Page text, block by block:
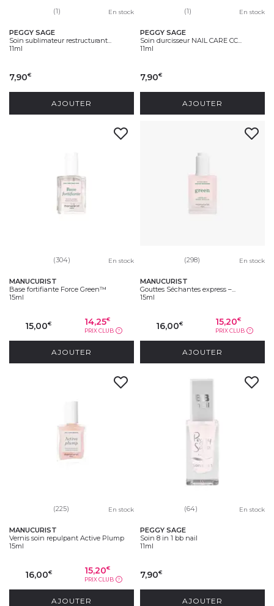
(1) En stock
PEGGY SAGE
Soin sublimateur restructurant...
11ml
7,90€
AJOUTER
(1) En stock
PEGGY SAGE
Soin durcisseur NAIL CARE CC...
11ml
7,90€
AJOUTER
(304) En stock
MANUCURIST
Base fortifiante Force Green™
15ml
15,00€ 14,25€
PRIX CLUB ?
AJOUTER
(298) En stock
MANUCURIST
Gouttes Séchantes express –...
15ml
16,00€ 15,20€
PRIX CLUB ?
AJOUTER
(225) En stock
MANUCURIST
Vernis soin repulpant Active Plump
15ml
16,00€ 15,20€
PRIX CLUB ?
AJOUTER
(64) En stock
PEGGY SAGE
Soin 8 in 1 bb nail
11ml
7,90€
AJOUTER